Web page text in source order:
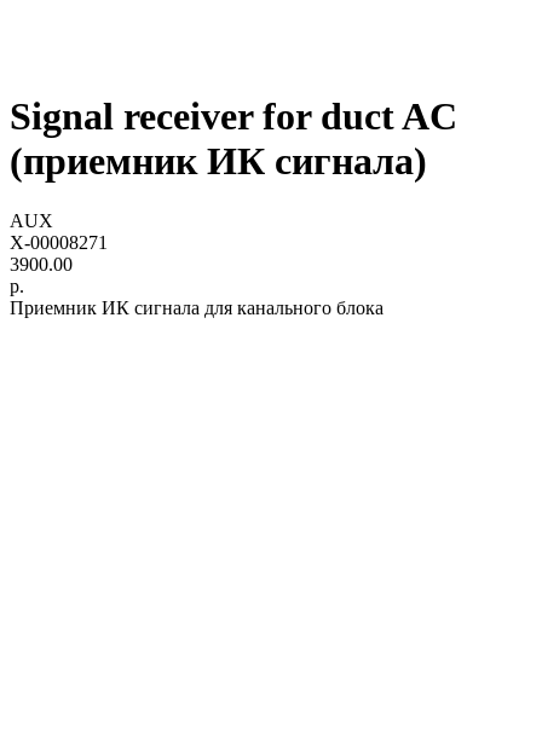
Signal receiver for duct AC
(приемник ИК сигнала)
AUX
X-00008271
3900.00
р.
Приемник ИК сигнала для канального блока